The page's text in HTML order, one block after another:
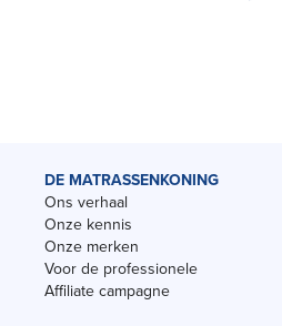
DE MATRASSENKONING
Ons verhaal
Onze kennis
Onze merken
Voor de professionele
Affiliate campagne